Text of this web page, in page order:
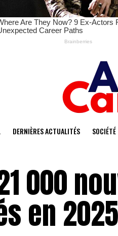
DERNIÈRES ACTUALITÉS SOCIÉTÉ
000
en 2025